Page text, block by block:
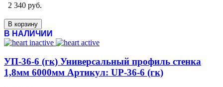
2 340 руб.
В корзину
В НАЛИЧИИ
УП-36-6 (гк) Универсальный профиль стенка
1,8мм 6000мм Артикул: UP-36-6 (гк)